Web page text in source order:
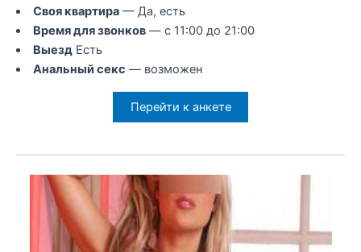
Своя квартира— Да, есть
Время для звонков— с 11:00 до 21:00
ВыездЕсть
Анальный секс — возможен
Перейти к анкете